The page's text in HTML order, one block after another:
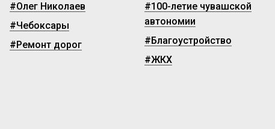
#Олег Николаев
#Чебоксары
#Ремонт дорог
#100-летие чувашской
автономии
#Благоустройство
#ЖКХ